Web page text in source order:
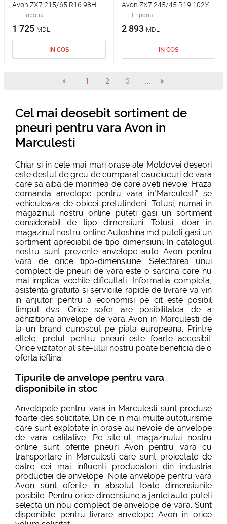
Avon ZX7 215/65 R16 98H
Европа
1 725 MDL
IN COS
Avon ZX7 245/45 R19 102Y
Европа
2 893 MDL
IN COS
1 2 3 ...
Cel mai deosebit sortiment de
pneuri pentru vara Avon in
Marculesti
Chiar si in cele mai mari orase ale Moldovei deseori
este destul de greu de cumparat cauciucuri de vara
care sa aiba de marimea de care aveti nevoie. Fraza
comanda anvelope pentru vara in"Marculesti" se
vehiculeaza de obicei pretutindeni. Totusi, numai in
magazinul nostru online puteti gasi un sortiment
considerabil de tipo dimensiuni. Totusi, doar in
magazinul nostru online Autoshina.md puteti gasi un
sortiment apreciabil de tipo dimensiuni. In catalogul
nostru sunt prezente anvelope auto Avon pentru
vara de orice tipo-dimensiune. Selectarea unui
complect de pneuri de vara este o sarcina care nu
mai implica vechile dificultati. Informatia completa,
asistenta gratuita si serviciile rapide de livrare va vin
in anjutor pentru a economisi pe cit este posibil
timpul dvs. Orice sofer are posibilitatea de a
achizitiona anvelope de vara Avon in Marculesti de
la un brand cunoscut pe piata europeana. Printre
altele, pretul pentru pneuri este foarte accesibil.
Orice vizitator al site-ului nostru poate beneficia de o
oferta ieftina.
Tipurile de anvelope pentru vara
disponibile in stoc
Anvelopele pentru vara in Marculesti sunt produse
foarte des solicitate. Din ce in mai multe autoturisme
care sunt explotate in orase au nevoie de anvelope
de vara calitative. Pe site-ul magazinului nostru
online sunt oferite pneuri Avon pentru vara cu
transportare in Marculesti care sunt proiectate de
catre cei mai influenti producatori din industria
productiei de anvelope. Noile anvelope pentru vara
Avon sunt oferite in absolut toate dimensiunile
posibile. Pentru orice dimensiune a jantei auto puteti
selecta un nou complect de anvelope de vara. Sunt
disponibile pentru livrare anvelope Avon in orice